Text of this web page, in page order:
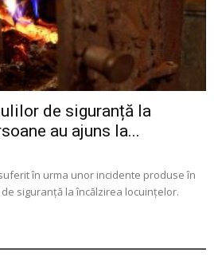
de siguranță la
au ajuns la...
în urma unor incidente produse în
siguranță la încălzirea locuințelor.